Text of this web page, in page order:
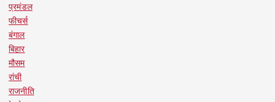
प्रमंडल
फीचर्स
बंगाल
बिहार
मौसम
रांची
राजनीति